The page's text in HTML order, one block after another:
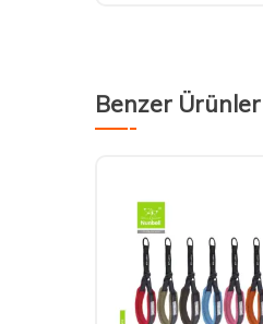
Benzer Ürünler